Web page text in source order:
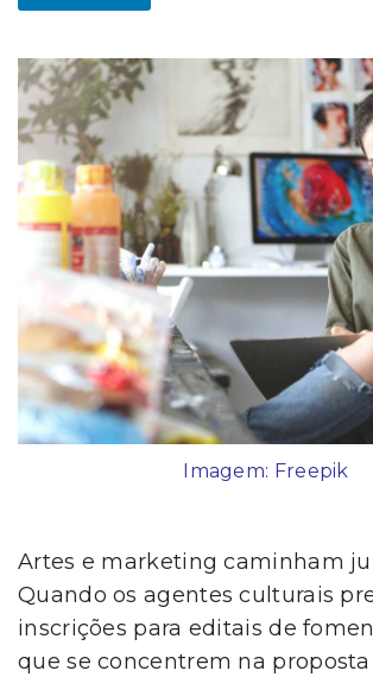
Imagem: Freepik
Artes e marketing caminham
Quando os agentes culturais
inscrições para editais de
que se concentrem na